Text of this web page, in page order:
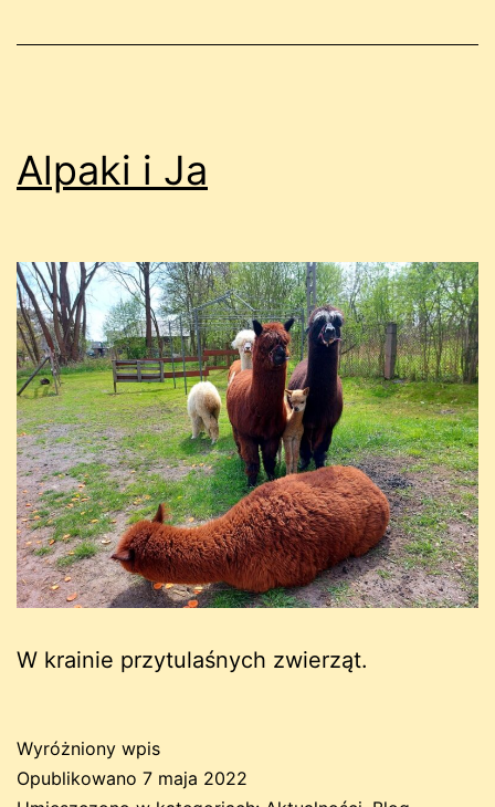
Alpaki i Ja
W krainie przytulaśnych zwierząt.
Wyróżniony wpis
Opublikowano 7 maja 2022